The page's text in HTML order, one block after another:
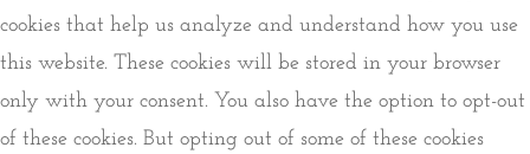
cookies that help us analyze and understand how you use
this website. These cookies will be stored in your browser
only with your consent. You also have the option to opt-out
of these cookies. But opting out of some of these cookies